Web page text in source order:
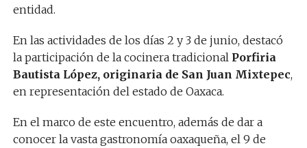
entidad.
En las actividades de los días 2 y 3 de junio, destacó
la participación de la cocinera tradicional Porfiria
Bautista López, originaria de San Juan Mixtepec,
en representación del estado de Oaxaca.
En el marco de este encuentro, además de dar a
conocer la vasta gastronomía oaxaqueña, el 9 de